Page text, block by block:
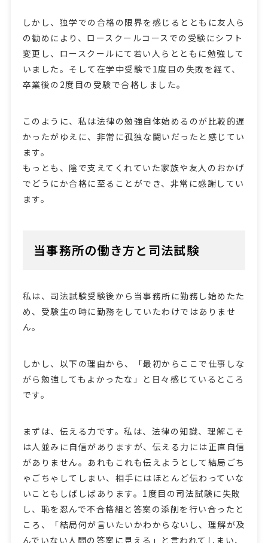
しかし、独学での合格の限界を感じるとともに友人ら
の勧めにより、ロースクールコースでの受験にシフト
変更し、ロースクールにて若い人らとともに勉強して
いました。そして在学中受験で1度目の失敗を経て、
卒業後の2度目の受験で合格しました。
このように、私は法律の勉強自体始めるのが比較的遅
かったがゆえに、非常に孤独な闘いだったと感じてい
ます。
もっとも、陰で支えてくれていた家族や友人のおかげ
でどうにか合格に至ることができ、非常に感謝してい
ます。
当事務所の働き方と司法試験
私は、司法試験受験後から当事務所に勤務し始めたた
め、受験生の時に勤務をしていたわけではありませ
ん。
しかし、以下の理由から、「最初からここで仕事しな
がら勉強してもよかったな」と日々感じているところ
です。
まずは、伝える力です。私は、法律の知識、理解こそ
は人並みに自信がありますが、伝える力には正直自信
がありません。あれもこれも伝えようとして結局ごち
ゃごちゃしてしまい、相手にはほとんど伝わっていな
いこともしばしばあります。1度目の司法試験に失敗
し、恥を忍んで不合格組と答案の添削を行い合ったと
ころ、「結局何が言いたいかわからないし、理解が及
んでいない人間の答案に見える」と言われてしまい、